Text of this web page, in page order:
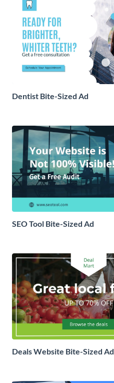
Dentist Bite-Sized Ad
SEO Tool Bite-Sized Ad
Deals Website Bite-Sized Ad